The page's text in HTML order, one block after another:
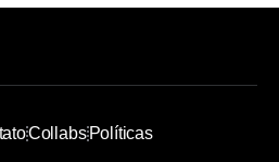
CollabsPolíticas